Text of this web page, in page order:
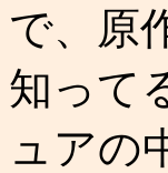
で、原
知って
ュアの